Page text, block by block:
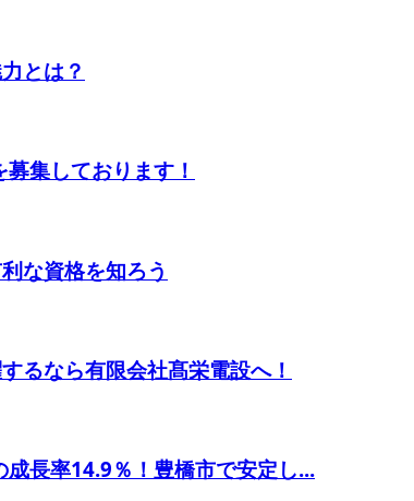
とは？
集しております！
な資格を知ろう
るなら有限会社髙栄電設へ！
長率14.9％！豊橋市で安定し...